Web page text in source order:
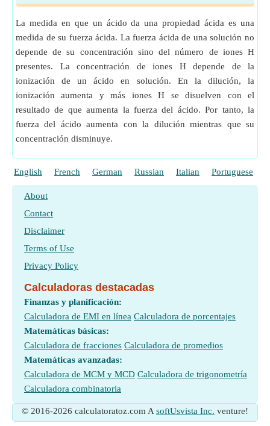
La medida en que un ácido da una propiedad ácida es una
medida de su fuerza ácida. La fuerza ácida de una solución no
depende de su concentración sino del número de iones H
presentes. La concentración de iones H depende de la
ionización de un ácido en solución. En la dilución, la
ionización aumenta y más iones H se disuelven con el
resultado de que aumenta la fuerza del ácido. Por tanto, la
fuerza del ácido aumenta con la dilución mientras que su
concentración disminuye.
English French German Russian Italian Portuguese
About
Contact
Disclaimer
Terms of Use
Privacy Policy
Calculadoras destacadas
Finanzas y planificación:
Calculadora de EMI en línea Calculadora de porcentajes
Matemáticas básicas:
Calculadora de fracciones Calculadora de promedios
Matemáticas avanzadas:
Calculadora de MCM y MCD Calculadora de trigonometría
Calculadora combinatoria
© 2016-2026 calculatoratoz.com A softUsvista Inc. venture!